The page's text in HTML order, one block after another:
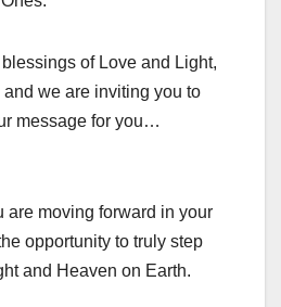
of Love and Light,
we are inviting you to
message for you…
are moving forward in your
opportunity to truly step
and Heaven on Earth.